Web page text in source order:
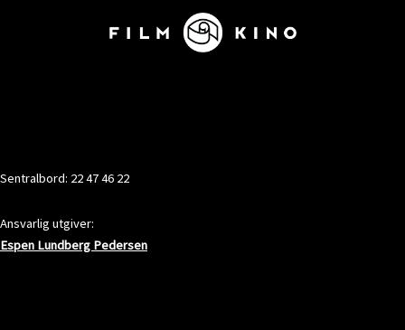
Sentralbord: 22 47 46 22
Ansvarlig utgiver:
Espen Lundberg Pedersen